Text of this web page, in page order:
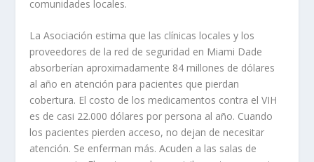
comunidades locales.
La Asociación estima que las clínicas locales y los
proveedores de la red de seguridad en Miami Dade
absorberían aproximadamente 84 millones de dólares
al año en atención para pacientes que pierdan
cobertura. El costo de los medicamentos contra el VIH
es de casi 22.000 dólares por persona al año. Cuando
los pacientes pierden acceso, no dejan de necesitar
atención. Se enferman más. Acuden a las salas de